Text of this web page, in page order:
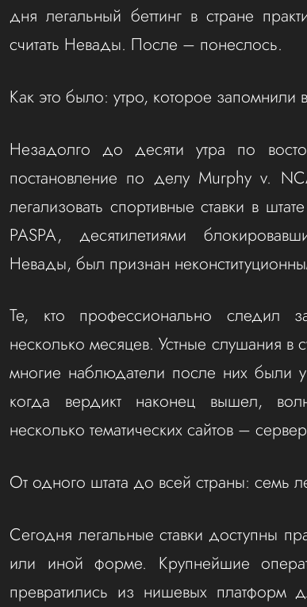
дня легальный беттинг в стране
считать Невады. После – понеслось.
Как это было: утро, которое запомнили
Незадолго до десяти утра по
постановление по делу Murphy v.
легализовать спортивные ставки в
PASPA, десятилетиями
Невады, был признан
Те, кто профессионально следил
несколько месяцев. Устные слушания
многие наблюдатели после них
когда вердикт наконец вышел,
несколько тематических сайтов –
От одного штата до всей страны: семь
Сегодня легальные ставки доступны
или иной форме. Крупнейшие
превратились из нишевых платформ